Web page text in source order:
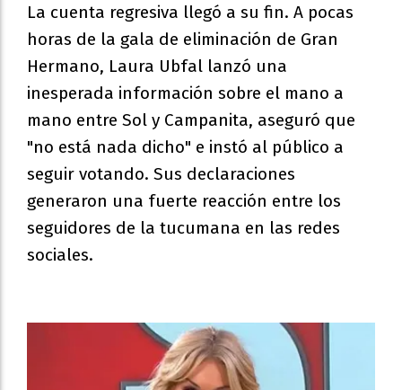
La cuenta regresiva llegó a su fin. A pocas
horas de la gala de eliminación de Gran
Hermano, Laura Ubfal lanzó una
inesperada información sobre el mano a
mano entre Sol y Campanita, aseguró que
"no está nada dicho" e instó al público a
seguir votando. Sus declaraciones
generaron una fuerte reacción entre los
seguidores de la tucumana en las redes
sociales.